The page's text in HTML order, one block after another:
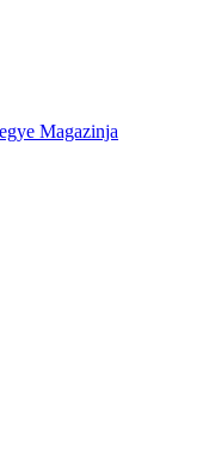
Magazinja